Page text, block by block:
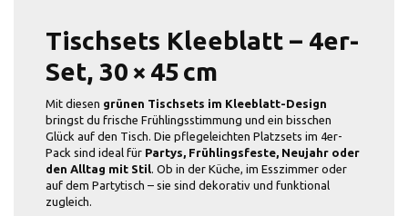
Tischsets Kleeblatt – 4er-
Set, 30 × 45 cm
Mit diesen grünen Tischsets im Kleeblatt-Design
bringst du frische Frühlingsstimmung und ein bisschen
Glück auf den Tisch. Die pflegeleichten Platzsets im 4er-
Pack sind ideal für Partys, Frühlingsfeste, Neujahr oder
den Alltag mit Stil. Ob in der Küche, im Esszimmer oder
auf dem Partytisch – sie sind dekorativ und funktional
zugleich.